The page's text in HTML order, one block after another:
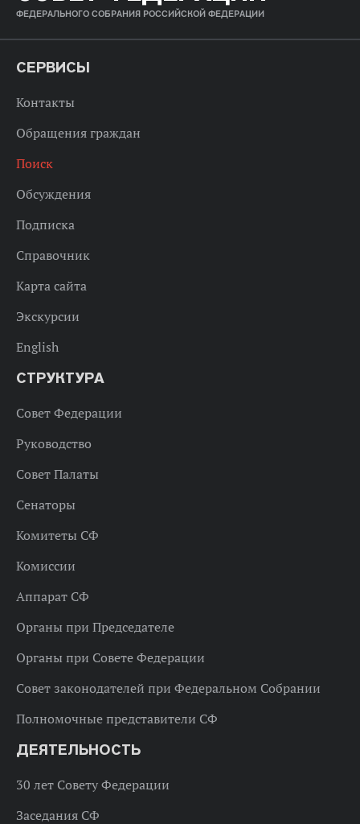
ФЕДЕРАЛЬНОГО СОБРАНИЯ РОССИЙСКОЙ ФЕДЕРАЦИИ
СЕРВИСЫ
Контакты
Обращения граждан
Поиск
Обсуждения
Подписка
Справочник
Карта сайта
Экскурсии
English
СТРУКТУРА
Совет Федерации
Руководство
Совет Палаты
Сенаторы
Комитеты СФ
Комиссии
Аппарат СФ
Органы при Председателе
Органы при Совете Федерации
Совет законодателей при Федеральном Собрании
Полномочные представители СФ
ДЕЯТЕЛЬНОСТЬ
30 лет Совету Федерации
Заседания СФ